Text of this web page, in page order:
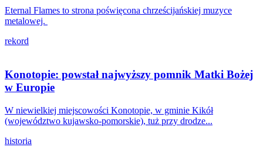
Eternal Flames to strona poświęcona chrześcijańskiej muzyce
metalowej.
rekord
Konotopie: powstał najwyższy pomnik Matki Bożej
w Europie
W niewielkiej miejscowości Konotopie, w gminie Kikół
(województwo kujawsko-pomorskie), tuż przy drodze...
historia